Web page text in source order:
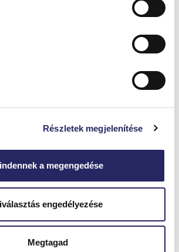
Részletek megjelenítése
a megengedése
engedélyezése
Megtagad
optimalizálása: tippek és
komoly anyagi terhet
tudatosan. A költségek megfelelő
jelentős megtakarítást érhetünk...